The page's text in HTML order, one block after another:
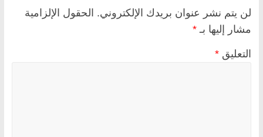
لن يتم نشر عنوان بريدك الإلكتروني. الحقول الإلزامية
مشار إليها بـ *
التعليق *